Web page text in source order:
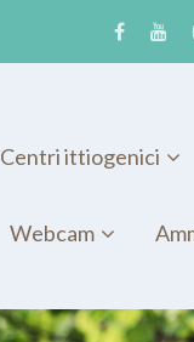
Centri ittiogenici
Webcam